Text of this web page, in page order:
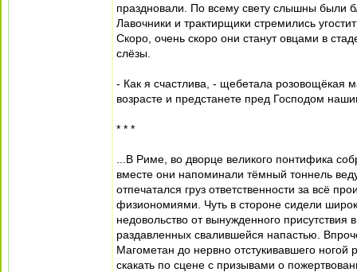
праздновали. По всему свету слышны были
Лавочники и трактирщики стремились
Скоро, очень скоро они станут овцами в
слёзы.
- Как я счастлива, - щебетала розовощёкая
возрасте и предстанете пред Господом
* * *
...В Риме, во дворце великого понтифика
вместе они напоминали тёмный тоннель
отпечатался груз ответственности за всё
физиономиями. Чуть в стороне сидели
недовольство от вынужденного
раздавленных свалившейся напастью.
Магометан до нервно отстукивавшего
скакать по сцене с призывами о